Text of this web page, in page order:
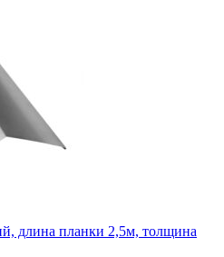
длина планки 2,5м, толщина